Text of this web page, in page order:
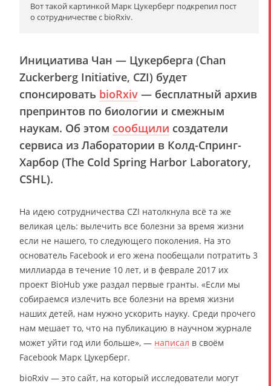
Вот такой картинкой Марк Цукерберг подкрепил пост
о сотрудничестве с bioRxiv.
Инициатива Чан — Цукерберга (Chan
Zuckerberg Initiative, CZI) будет
спонсировать bioRxiv — бесплатный архив
препринтов по биологии и смежным
наукам. Об этом сообщили создатели
сервиса из Лаборатории в Колд-Спринг-
Харбор (The Cold Spring Harbor Laboratory,
CSHL).
На идею сотрудничества CZI натолкнула всё та же
великая цель: вылечить все болезни за время жизни
если не нашего, то следующего поколения. На это
основатель Facebook и его жена пообещали потратить 3
миллиарда в течение 10 лет, и в феврале 2017 их
проект BioHub уже раздал первые гранты. «Если мы
собираемся излечить все болезни на время жизни
наших детей, нам нужно ускорить науку. Среди прочего
нам мешает то, что на публикацию в научном журнале
может уйти год или больше», — написал в своём
Facebook Марк Цукерберг.
bioRxiv — это сайт, на который исследователи могут